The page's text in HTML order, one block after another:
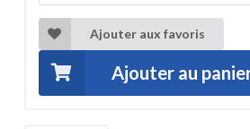
Ajouter aux favoris
Ajouter au